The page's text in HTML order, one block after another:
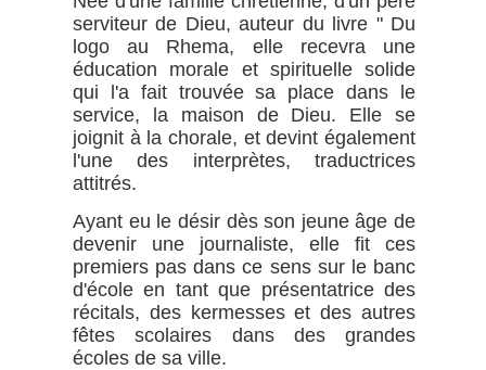
serviteur de Dieu, auteur du livre " Du
logo au Rhema, elle recevra une
éducation morale et spirituelle solide
qui l'a fait trouvée sa place dans le
service, la maison de Dieu. Elle se
joignit à la chorale, et devint également
l'une des interprètes, traductrices
attitrés.
Ayant eu le désir dès son jeune âge de
devenir une journaliste, elle fit ces
premiers pas dans ce sens sur le banc
d'école en tant que présentatrice des
récitals, des kermesses et des autres
fêtes scolaires dans des grandes
écoles de sa ville.